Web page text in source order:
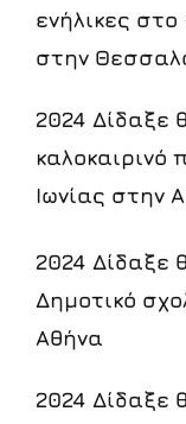
ενήλικες στο
στην
2024 Δίδαξε
καλοκαιρινό
Ιωνίας στην
2024 Δίδαξε
Δημοτικό
Αθήνα
2024 Δίδαξε